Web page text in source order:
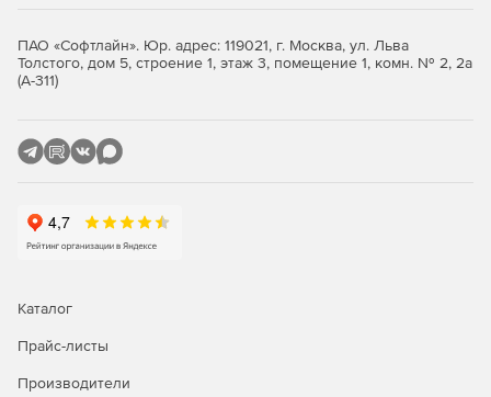
ПАО «Софтлайн». Юр. адрес: 119021, г. Москва, ул. Льва
Толстого, дом 5, строение 1, этаж 3, помещение 1, комн. № 2, 2а
(А-311)
Каталог
Прайс-листы
Производители